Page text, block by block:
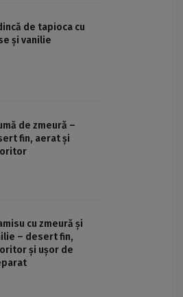
de tapioca cu
și vanilie
de zmeură –
fin, aerat și
cu zmeură și
– desert fin,
și ușor de